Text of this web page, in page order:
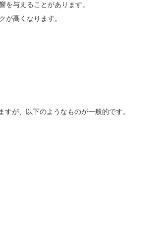
を与えることがあります。
が高くなります。
が、以下のようなものが一般的です。